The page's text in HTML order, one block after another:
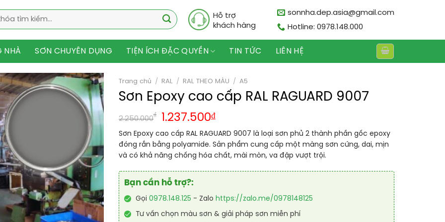
Hỗ trợ
khách hàng
sonnha.dep.asia@gmail.com
Hotline: 0978.148.000
NHÀ SƠN CHUYÊN DỤNG TIỆN ÍCH ĐẶC QUYỀN TIN TỨC LIÊN HỆ
Trang chủ / RAL / RAL THEO MÀU / A5
Sơn Epoxy cao cấp RAL RAGUARD 9007
2.250.000
₫ 1.237.500₫
Sơn Epoxy cao cấp RAL RAGUARD 9007 là loại sơn phủ 2 thành phần gốc epoxy
đóng rắn bằng polyamide. Sản phẩm cung cấp một màng sơn cứng, dai, mịn
và có khả năng chống hóa chất, mài mòn, va đập vượt trội.
Bạn cần hỗ trợ?:
Gọi 0978.148.125 - Zalo https://zalo.me/0978148125
Tư vấn chọn màu sơn & giải pháp sơn miễn phí